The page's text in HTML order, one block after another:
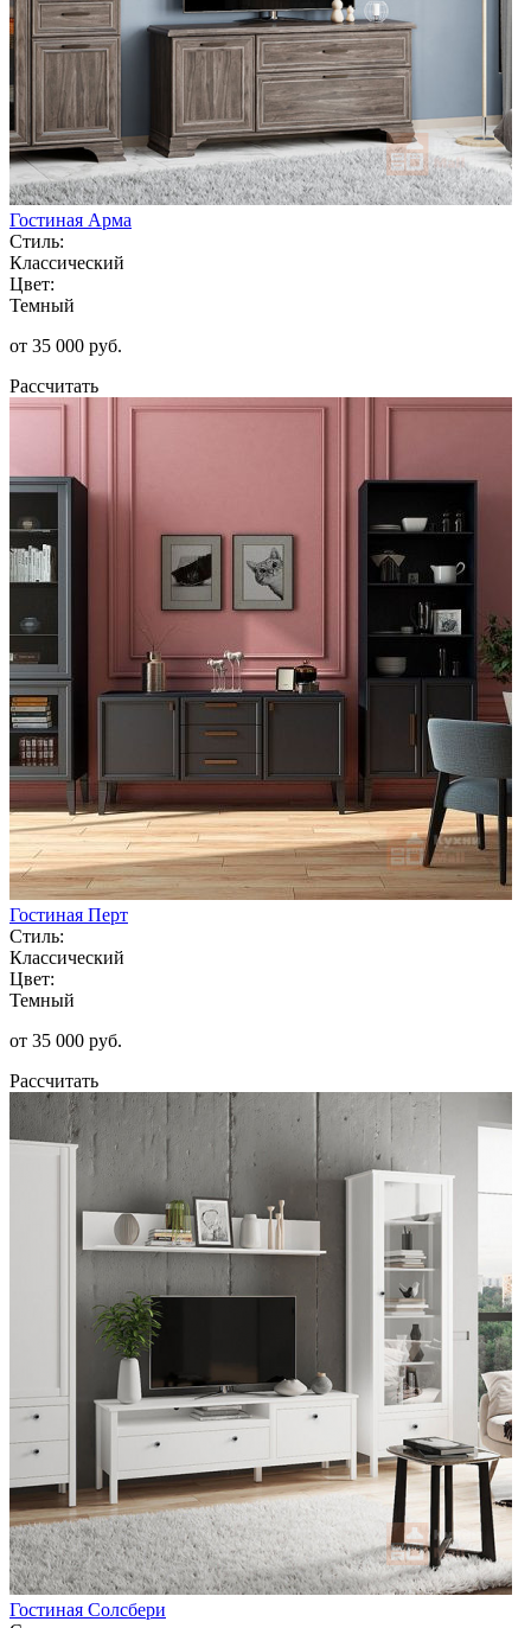
Гостиная Арма
Стиль:
Классический
Цвет:
Темный
от 35 000 руб.
Рассчитать
Гостиная Перт
Стиль:
Классический
Цвет:
Темный
от 35 000 руб.
Рассчитать
Гостиная Солсбери